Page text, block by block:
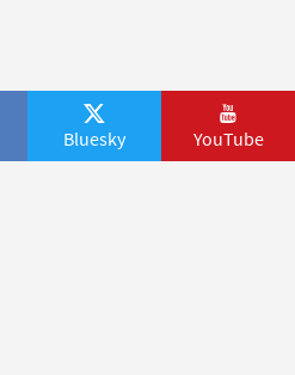
Bluesky YouTube